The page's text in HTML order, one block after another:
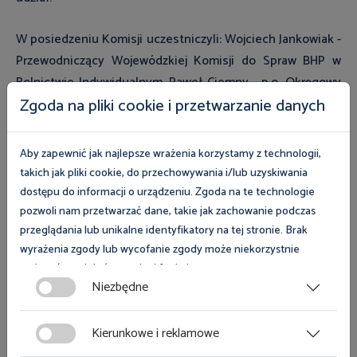
W posiedzeniu Komisji uczestniczyli: Wojciech Jankowiak -
Przewodniczący Wojewódzkiej Komisji do Spraw BHP w
Rolnictwie Indywidualnym, Paweł Ciemny - p.o. Okręgowy
Inspektor Pracy w Poznaniu, Tomasz Gajdziński - Zastępca
Zalewski - Główny Specjalista w Okręgowym Inspektoracie
Pracy w Poznaniu, Grzegorz Wysocki - Dyrektor Biura
Wielkopolskiej Izby Rolniczej, Maria Ewa Wróblewska -
Dyrektor Oddziału Regionalnego Kasy Rolniczego
Ubezpieczenia Społecznego w Poznaniu, Andrzej Okpisz -
Zastępca Dyrektora Oddziału Regionalnego Kasy
Rolniczego Ubezpieczenia Społecznego w Poznaniu,
Aldona Jankowska Wielkopolski Ośrodek Doradztwa
Rolniczego, nadkom. Katarzyna Owsian-Słomińska -
Komenda Wojewódzka Policji w Poznaniu, Tomasz
Zgoda na pliki cookie i przetwarzanie danych
Aby zapewnić jak najlepsze wrażenia korzystamy z technologii,
takich jak pliki cookie, do przechowywania i/lub uzyskiwania
dostępu do informacji o urządzeniu. Zgoda na te technologie
pozwoli nam przetwarzać dane, takie jak zachowanie podczas
przeglądania lub unikalne identyfikatory na tej stronie. Brak
wyrażenia zgody lub wycofanie zgody może niekorzystnie
wpłynąć na niektóre cechy i funkcje.
Zgoda na pliki cookies jest dobrowolna i można ją wycofać lub
zmodyfikować w dowolnym momencie klikając w przycisk
ciasteczka w lewym dolnym rogu strony. Więcej informacji
Niezbędne
Kierunkowe i reklamowe